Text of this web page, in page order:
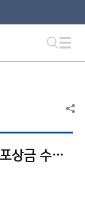
기상청 공무원 제1회 특별성과 포상금 수여식